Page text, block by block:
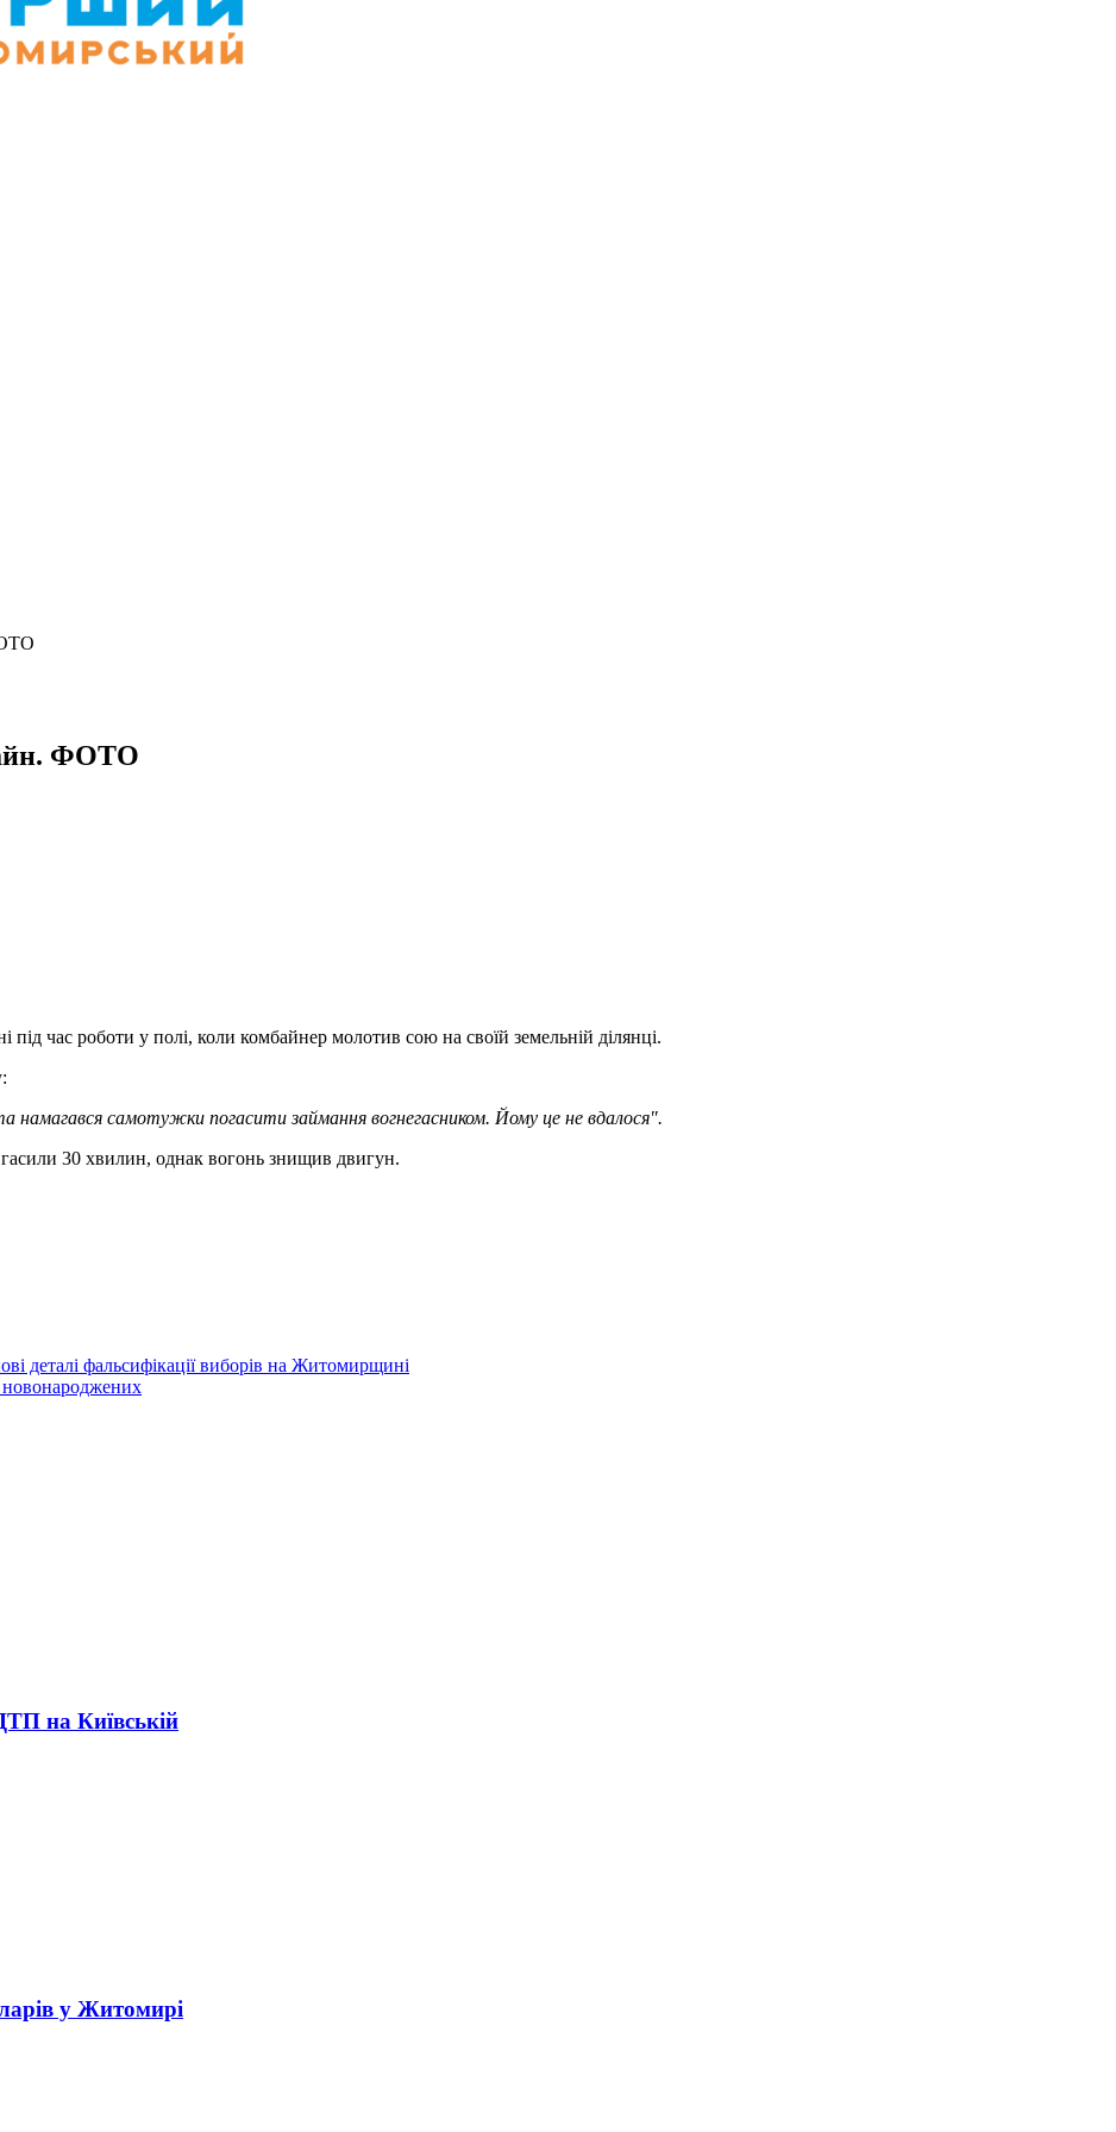
ФОТО
час роботи у полі, коли комбайнер молотив сою на своїй земельній ділянці.
намагався самотужки погасити займання вогнегасником. Йому це не вдалося".
30 хвилин, однак вогонь знищив двигун.
деталі фальсифікації виборів на Житомирщині
на Київській
у Житомирі